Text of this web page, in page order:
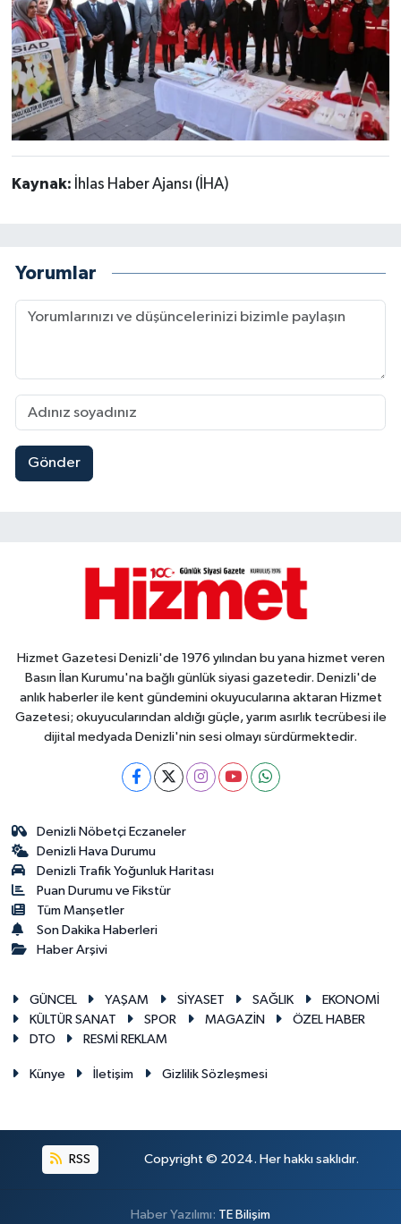
Kaynak: İhlas Haber Ajansı (İHA)
Yorumlar
Gönder
Hizmet Gazetesi Denizli'de 1976 yılından bu yana hizmet veren
Basın İlan Kurumu'na bağlı günlük siyasi gazetedir. Denizli'de
anlık haberler ile kent gündemini okuyucularına aktaran Hizmet
Gazetesi; okuyucularından aldığı güçle, yarım asırlık tecrübesi ile
dijital medyada Denizli'nin sesi olmayı sürdürmektedir.
Denizli Nöbetçi Eczaneler
Denizli Hava Durumu
Denizli Trafik Yoğunluk Haritası
Puan Durumu ve Fikstür
Tüm Manşetler
Son Dakika Haberleri
Haber Arşivi
GÜNCEL YAŞAM SİYASET SAĞLIK
EKONOMİ
KÜLTÜR SANAT
SPOR MAGAZİN
ÖZEL HABER
DTO
RESMİ REKLAM
Künye İletişim Gizlilik Sözleşmesi
RSS Copyright © 2024. Her hakkı saklıdır.
Haber Yazılımı: TE Bilişim